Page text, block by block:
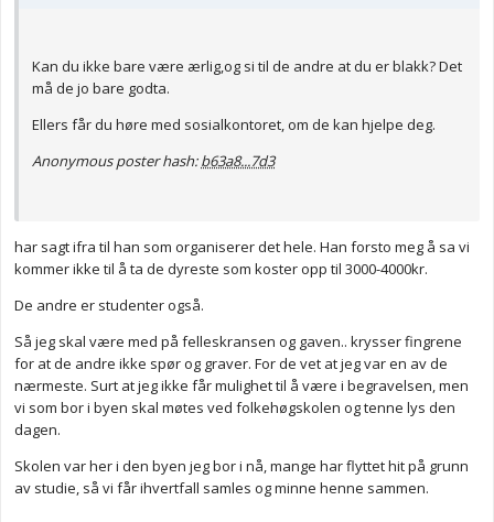
Kan du ikke bare være ærlig,og si til de andre at du er blakk? Det
må de jo bare godta.
Ellers får du høre med sosialkontoret, om de kan hjelpe deg.
Anonymous poster hash:b63a8...7d3
har sagt ifra til han som organiserer det hele. Han forsto meg å sa vi
kommer ikke til å ta de dyreste som koster opp til 3000-4000kr.
De andre er studenter også.
Så jeg skal være med på felleskransen og gaven.. krysser fingrene
for at de andre ikke spør og graver. For de vet at jeg var en av de
nærmeste. Surt at jeg ikke får mulighet til å være i begravelsen, men
vi som bor i byen skal møtes ved folkehøgskolen og tenne lys den
dagen.
Skolen var her i den byen jeg bor i nå, mange har flyttet hit på grunn
av studie, så vi får ihvertfall samles og minne henne sammen.